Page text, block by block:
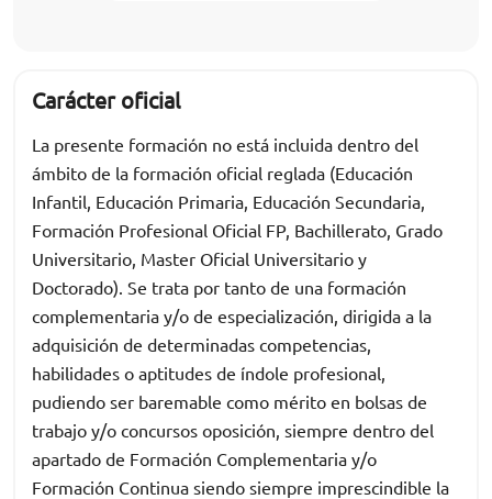
Carácter oficial
La presente formación no está incluida dentro del
ámbito de la formación oficial reglada (Educación
Infantil, Educación Primaria, Educación Secundaria,
Formación Profesional Oficial FP, Bachillerato, Grado
Universitario, Master Oficial Universitario y
Doctorado). Se trata por tanto de una formación
complementaria y/o de especialización, dirigida a la
adquisición de determinadas competencias,
habilidades o aptitudes de índole profesional,
pudiendo ser baremable como mérito en bolsas de
trabajo y/o concursos oposición, siempre dentro del
apartado de Formación Complementaria y/o
Formación Continua siendo siempre imprescindible la